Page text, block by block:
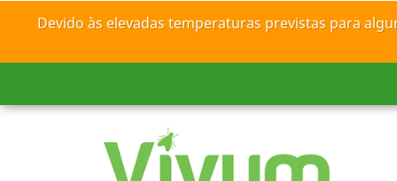
Devido às elevadas temperaturas previstas para